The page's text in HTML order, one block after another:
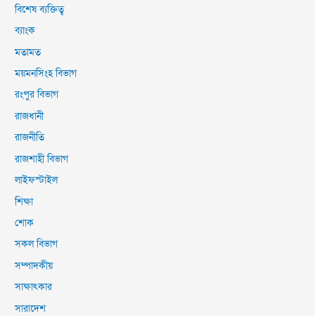
বিশেষ ব্যক্তিত্ব
ব্যাংক
মতামত
ময়মনসিংহ বিভাগ
রংপুর বিভাগ
রাজধানী
রাজনীতি
রাজশাহী বিভাগ
লাইফস্টাইল
শিক্ষা
শোক
সকল বিভাগ
সম্পাদকীয়
সাক্ষাৎকার
সারাদেশ